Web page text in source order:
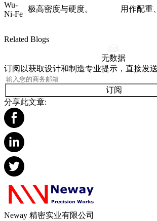
Wu-
Ni-Fe
极高密度与硬度。 用作配重
Related Blogs
无数据
订阅以获取设计和制造专业提示，直接发
订阅
分享此文章:
Neway 精密实业有限公司